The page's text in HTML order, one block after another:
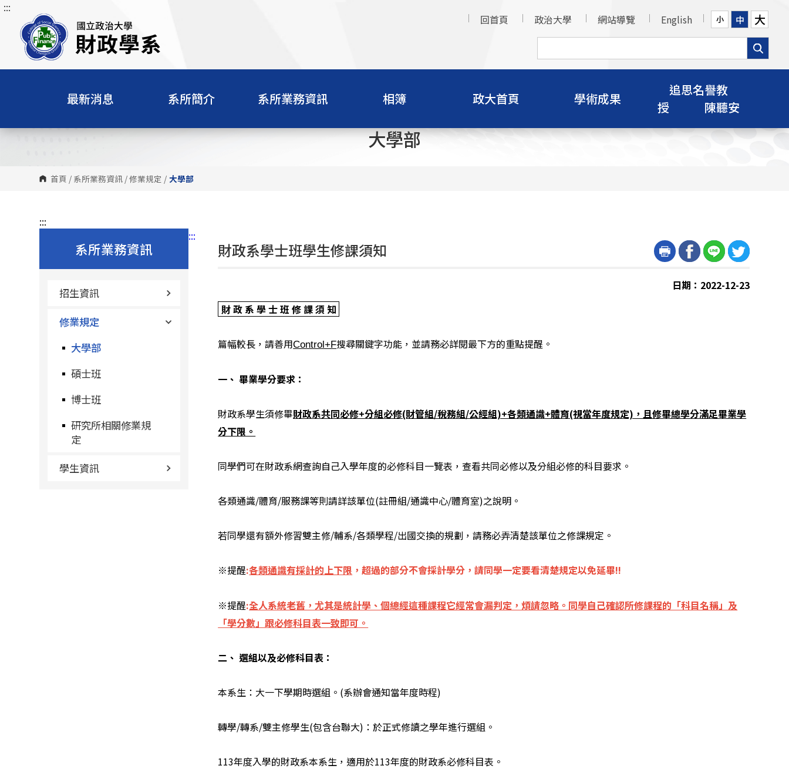
跳
內
:::
回首頁
政治大學 網站導覽 English 小 中 大
最新消息 系所簡介 系所業務資訊 相簿 政大首頁 學術成果
追思名譽教
授 陳聽安
大學部
首頁 / 系所業務資訊 /修業規定 / 大學部
:::
系所業務資訊
招生資訊
修業規定
大學部
碩士班
博士班
研究所相關修業規
定
學生資訊
:::
財政系學士班學生修課須知
日期：2022-12-23
財 政 系 學 士 班 修 課 須 知
篇幅較長，請善用Control+F搜尋關鍵字功能，並請務必詳閱最下方的重點提醒。
一、 畢業學分要求：
財政系學生須修畢財政系共同必修+分組必修(財管組/稅務組/公經組)+各類通識+體育(視當年度規定)，且修畢總學分滿足畢業學
分下限。
同學們可在財政系網查詢自己入學年度的必修科目一覽表，查看共同必修以及分組必修的科目要求。
各類通識/體育/服務課等則請詳該單位(註冊組/通識中心/體育室)之說明。
若同學還有額外修習雙主修/輔系/各類學程/出國交換的規劃，請務必弄清楚該單位之修課規定。
※提醒:各類通識有採計的上下限 ，超過的部分不會採計學分，請同學一定要看清楚規定以免延畢!!
※提醒:全人系統老舊，尤其是統計學、個總經這種課程它經常會漏判定，煩請忽略。同學自己確認所修課程的「科目名稱」及
「學分數」跟必修科目表一致即可。
二、 選組以及必修科目表：
本系生：大一下學期時選組。(系辦會通知當年度時程)
轉學/轉系/雙主修學生(包含台聯大)：於正式修讀之學年進行選組。
113年度入學的財政系本系生，適用於113年度的財政系必修科目表。